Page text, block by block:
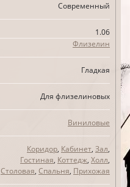
Современный
1.06
Флизелин
Гладкая
Для флизелиновых
Виниловые
Коридор, Кабинет, Зал,
Гостиная, Коттедж, Холл,
Столовая, Спальня, Прихожая